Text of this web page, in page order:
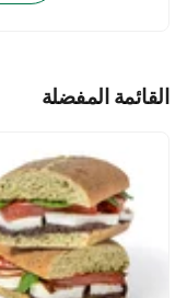
القائمة المفضلة